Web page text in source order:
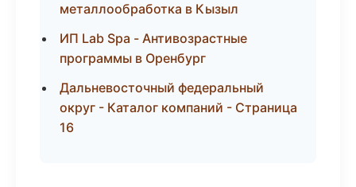
металлообработка в Кызыл
ИП Lab Spa - Антивозрастные
программы в Оренбург
Дальневосточный федеральный
округ - Каталог компаний - Страница
16